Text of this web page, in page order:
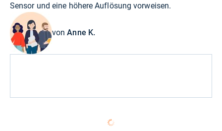
Sensor und eine höhere Auflösung vorweisen.
vonAnne K.